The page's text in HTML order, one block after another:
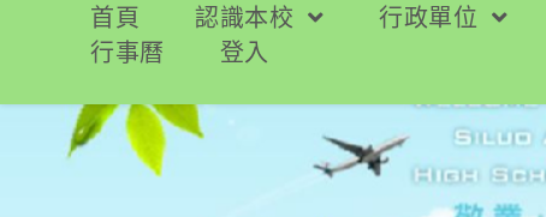
要
首頁 認識本校 行政單位
行事曆
登入